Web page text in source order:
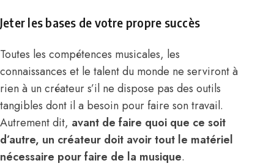
Jeter les bases de votre propre succès
Toutes les compétences musicales, les
connaissances et le talent du monde ne serviront à
rien à un créateur s’il ne dispose pas des outils
tangibles dont il a besoin pour faire son travail.
Autrement dit, avant de faire quoi que ce soit
d’autre, un créateur doit avoir tout le matériel
nécessaire pour faire de la musique.